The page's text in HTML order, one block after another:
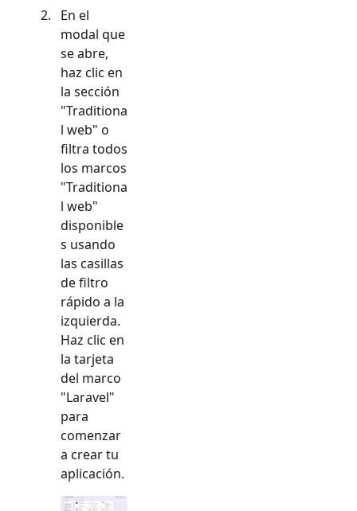
En el
modal que
se abre,
haz clic en
la sección
"Traditiona
l web" o
filtra todos
los marcos
"Traditiona
l web"
disponible
s usando
las casillas
de filtro
rápido a la
izquierda.
Haz clic en
la tarjeta
del marco
"Laravel"
para
comenzar
a crear tu
aplicación.